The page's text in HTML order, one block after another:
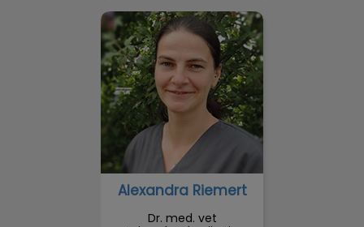
Alexandra Riemert
Alexandra Riemert
Dr. med. vet